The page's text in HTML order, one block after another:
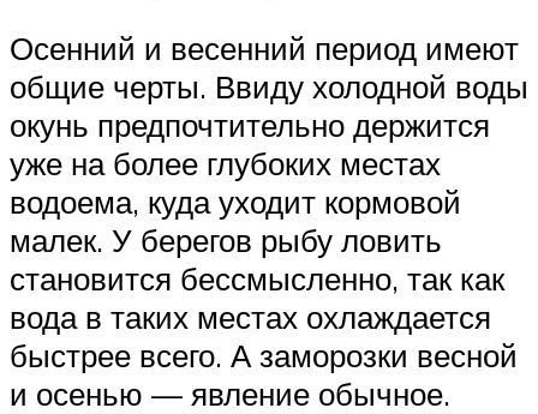
Осенний и весенний период имеют
общие черты. Ввиду холодной воды
окунь предпочтительно держится
уже на более глубоких местах
водоема, куда уходит кормовой
малек. У берегов рыбу ловить
становится бессмысленно, так как
вода в таких местах охлаждается
быстрее всего. А заморозки весной
и осенью — явление обычное.